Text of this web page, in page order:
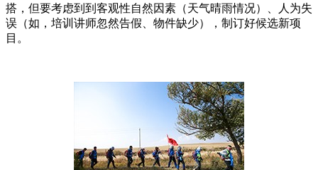
搭，但要考虑到到客观性自然因素（天气晴雨情况）、人为失
误（如，培训讲师忽然告假、物件缺少），制订好候选新项
目。